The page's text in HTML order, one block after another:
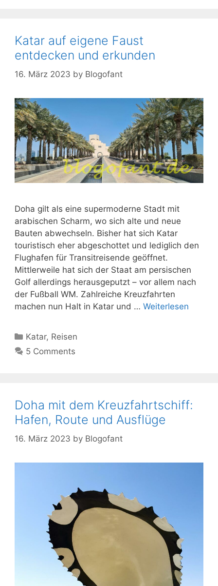
Katar auf eigene Faust
entdecken und erkunden
16. März 2023 by Blogofant
Doha gilt als eine supermoderne Stadt mit
arabischen Scharm, wo sich alte und neue
Bauten abwechseln. Bisher hat sich Katar
touristisch eher abgeschottet und lediglich den
Flughafen für Transitreisende geöffnet.
Mittlerweile hat sich der Staat am persischen
Golf allerdings herausgeputzt – vor allem nach
der Fußball WM. Zahlreiche Kreuzfahrten
machen nun Halt in Katar und … Weiterlesen
Kategorien
Katar, Reisen
5 Comments
Doha mit dem Kreuzfahrtschiff:
Hafen, Route und Ausflüge
16. März 2023 by Blogofant